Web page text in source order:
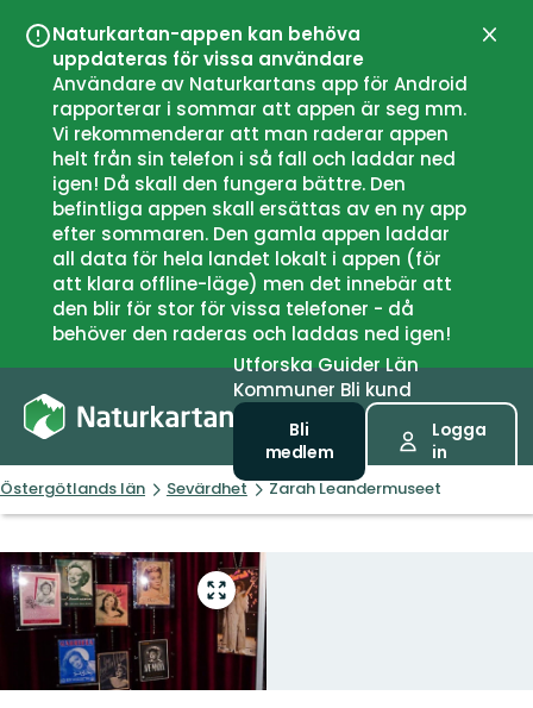
Naturkartan-appen kan behöva
uppdateras för vissa användare
Användare av Naturkartans app för Android
rapporterar i sommar att appen är seg mm.
Vi rekommenderar att man raderar appen
helt från sin telefon i så fall och laddar ned
igen! Då skall den fungera bättre. Den
befintliga appen skall ersättas av en ny app
efter sommaren. Den gamla appen laddar
all data för hela landet lokalt i appen (för
att klara offline-läge) men det innebär att
den blir för stor för vissa telefoner - då
behöver den raderas och laddas ned igen!
UtforskaGuiderLän
Kommuner Bli kund
Bli
medlem
Logga
in
Östergötlands län Sevärdhet Zarah Leandermuseet
Gå
till
helskärmsläge